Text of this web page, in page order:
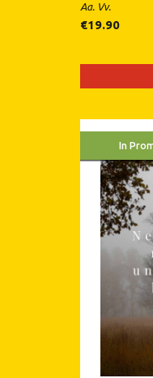
Aa. Vv.
€19.90
In